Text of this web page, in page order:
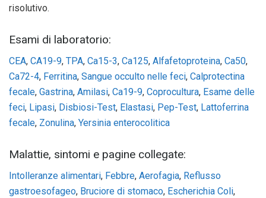
risolutivo.
Esami di laboratorio:
CEA, CA19-9, TPA, Ca15-3, Ca125, Alfafetoproteina, Ca50,
Ca72-4, Ferritina, Sangue occulto nelle feci, Calprotectina
fecale, Gastrina, Amilasi, Ca19-9, Coprocultura, Esame delle
feci, Lipasi, Disbiosi-Test, Elastasi, Pep-Test, Lattoferrina
fecale, Zonulina, Yersinia enterocolitica
Malattie, sintomi e pagine collegate:
Intolleranze alimentari, Febbre, Aerofagia, Reflusso
gastroesofageo, Bruciore di stomaco, Escherichia Coli,